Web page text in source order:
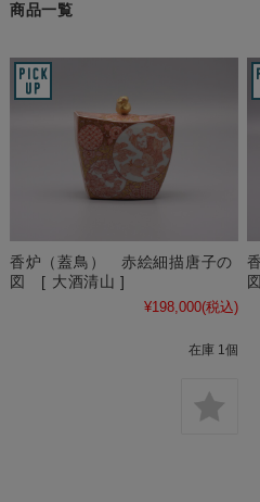
商品一覧
香炉（蓋鳥） 赤絵細描唐子の
図 [ 大酒清山 ]
¥198,000(税込)
在庫 1個